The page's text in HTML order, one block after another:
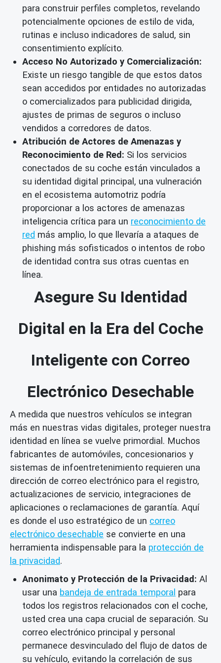
para construir perfiles completos, revelando
potencialmente opciones de estilo de vida,
rutinas e incluso indicadores de salud, sin
consentimiento explícito.
Acceso No Autorizado y Comercialización:
Existe un riesgo tangible de que estos datos
sean accedidos por entidades no autorizadas
o comercializados para publicidad dirigida,
ajustes de primas de seguros o incluso
vendidos a corredores de datos.
Atribución de Actores de Amenazas y
Reconocimiento de Red: Si los servicios
conectados de su coche están vinculados a
su identidad digital principal, una vulneración
en el ecosistema automotriz podría
proporcionar a los actores de amenazas
inteligencia crítica para un reconocimiento de
red más amplio, lo que llevaría a ataques de
phishing más sofisticados o intentos de robo
de identidad contra sus otras cuentas en
línea.
Asegure Su Identidad
Digital en la Era del Coche
Inteligente con Correo
Electrónico Desechable
A medida que nuestros vehículos se integran
más en nuestras vidas digitales, proteger nuestra
identidad en línea se vuelve primordial. Muchos
fabricantes de automóviles, concesionarios y
sistemas de infoentretenimiento requieren una
dirección de correo electrónico para el registro,
actualizaciones de servicio, integraciones de
aplicaciones o reclamaciones de garantía. Aquí
es donde el uso estratégico de un correo
electrónico desechable se convierte en una
herramienta indispensable para la protección de
la privacidad.
Anonimato y Protección de la Privacidad: Al
usar una bandeja de entrada temporal para
todos los registros relacionados con el coche,
usted crea una capa crucial de separación. Su
correo electrónico principal y personal
permanece desvinculado del flujo de datos de
su vehículo, evitando la correlación de sus